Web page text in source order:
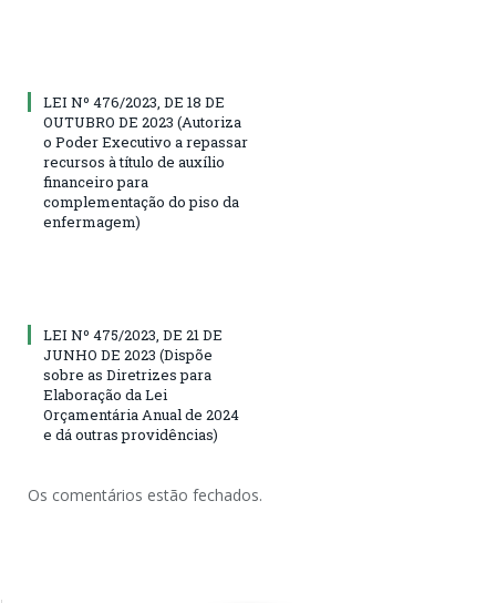
LEI Nº 476/2023, DE 18 DE
OUTUBRO DE 2023 (Autoriza
o Poder Executivo a repassar
recursos à título de auxílio
financeiro para
complementação do piso da
enfermagem)
LEI Nº 475/2023, DE 21 DE
JUNHO DE 2023 (Dispõe
sobre as Diretrizes para
Elaboração da Lei
Orçamentária Anual de 2024
e dá outras providências)
Os comentários estão fechados.